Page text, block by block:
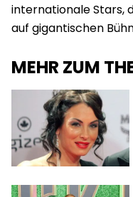
internationale Stars,
auf gigantischen
MEHR ZUM